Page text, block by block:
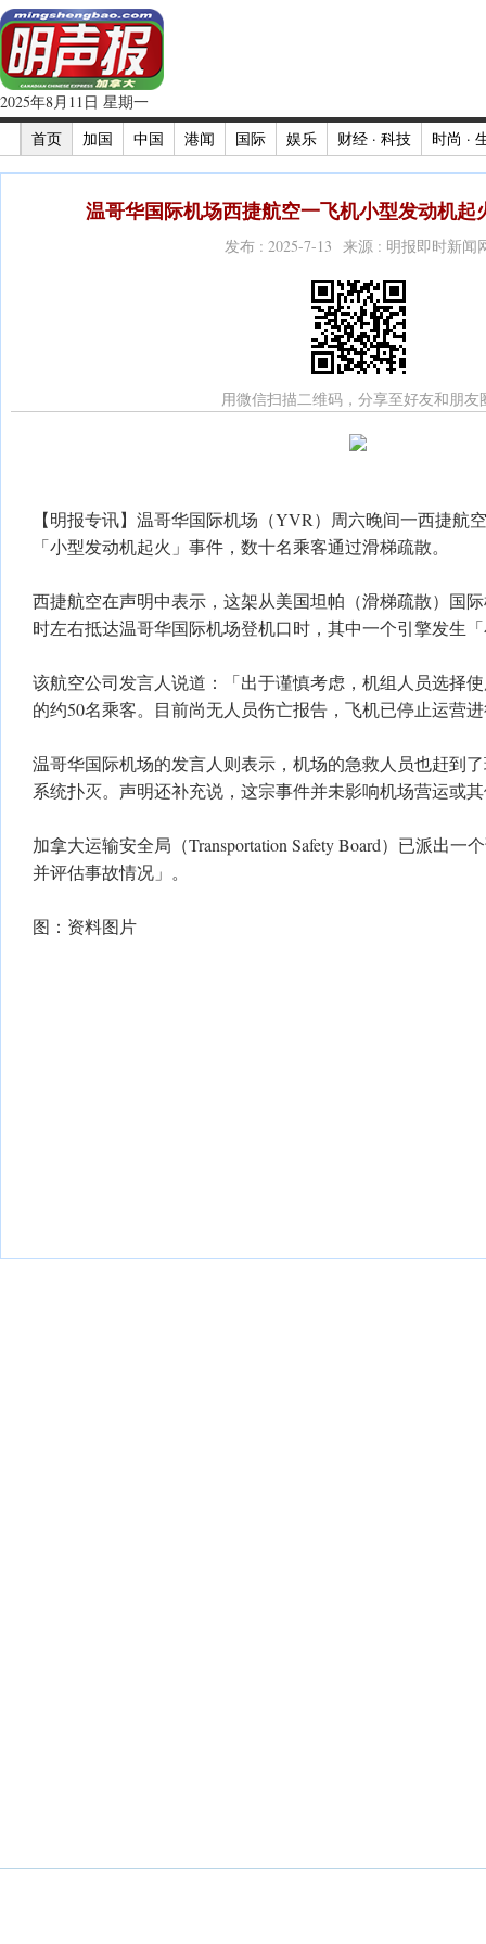
2025年8月11日 星期一
首页
加国 中国 港闻 国际 娱乐 财经 · 科技 时尚 ·
温哥华国际机场西捷航空一飞机小型发动机起
发布 : 2025-7-13 来源 : 明报即时新闻
用微信扫描二维码，分享至好友和朋友
【明报专讯】温哥华国际机场（YVR）周六晚间一西捷航
「小型发动机起火」事件，数十名乘客通过滑梯疏散。
西捷航空在声明中表示，这架从美国坦帕（滑梯疏散）国
时左右抵达温哥华国际机场登机口时，其中一个引擎发生
该航空公司发言人说道：「出于谨慎考虑，机组人员选择
的约50名乘客。目前尚无人员伤亡报告，飞机已停止运营
温哥华国际机场的发言人则表示，机场的急救人员也赶到
系统扑灭。声明还补充说，这宗事件并未影响机场营运或
加拿大运输安全局（Transportation Safety Board）已派出一
并评估事故情况」。
图：资料图片